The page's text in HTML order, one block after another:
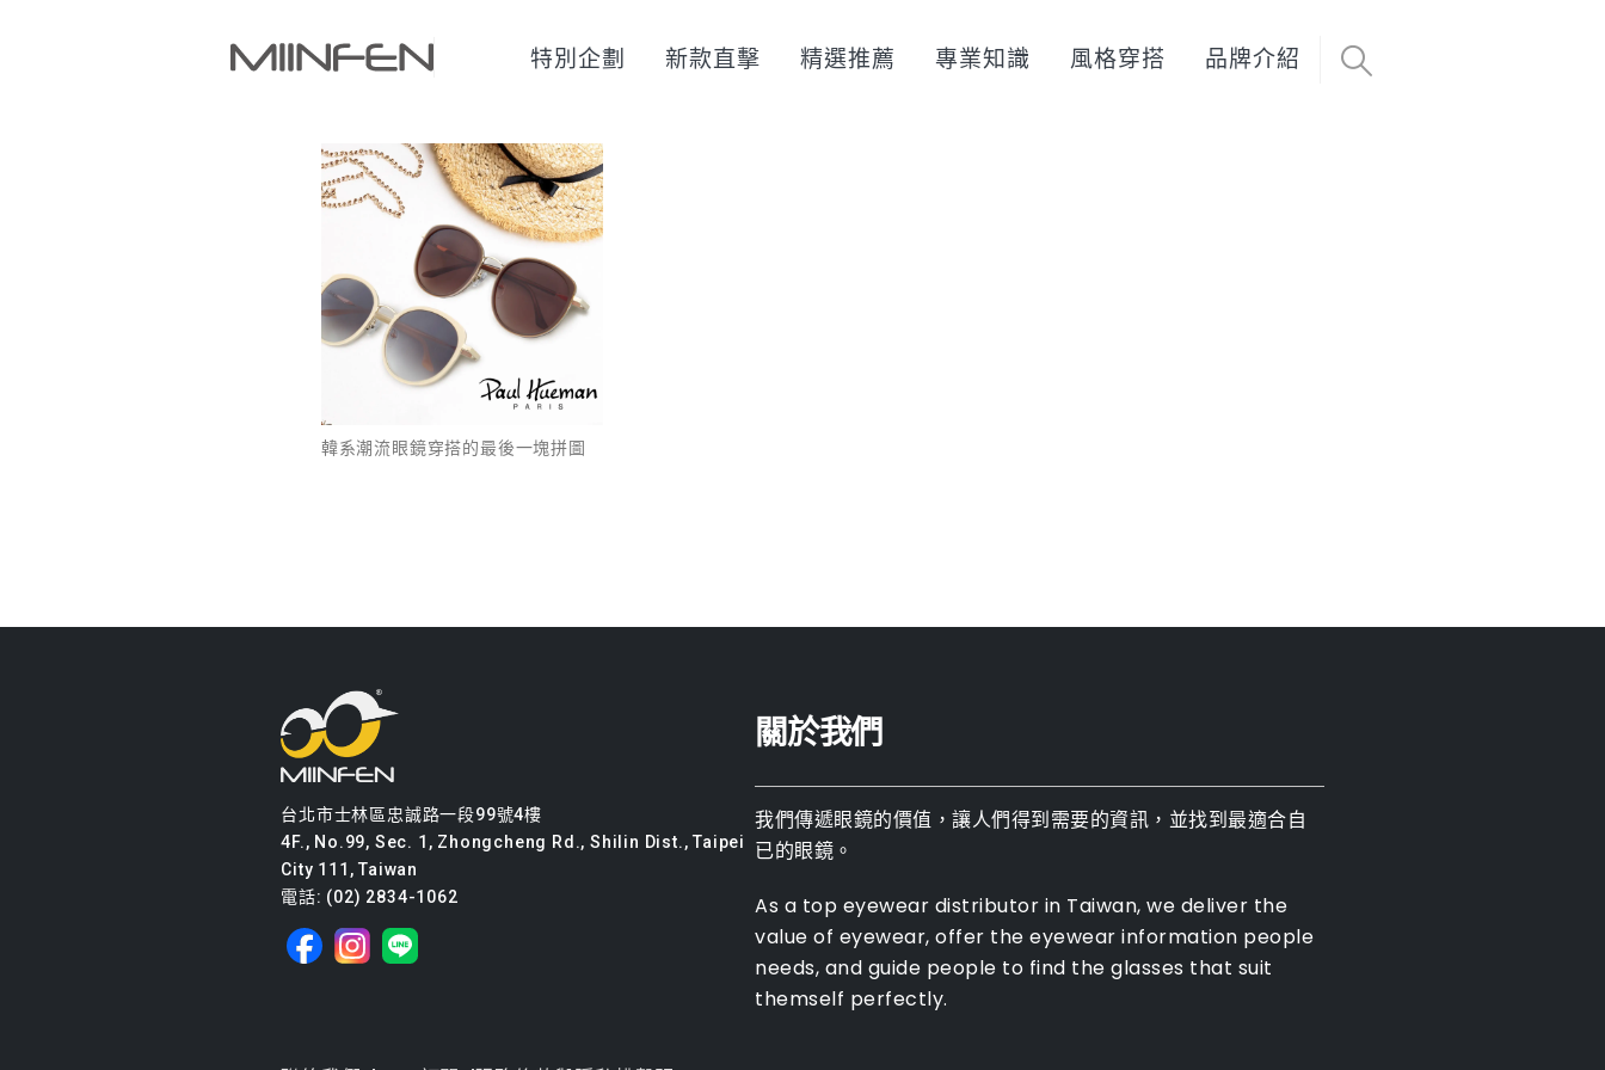
特別企劃 新款直擊 精選推薦 專業知識 風格穿搭 品牌介紹
韓系潮流眼鏡穿搭的最後一塊拼圖
台北市士林區忠誠路一段99號4樓
4F., No.99, Sec. 1, Zhongcheng Rd., Shilin Dist., Taipei
City 111, Taiwan
電話: (02) 2834-1062
關於我們
我們傳遞眼鏡的價值，讓人們得到需要的資訊，並找到最適合自
已的眼鏡。
As a top eyewear distributor in Taiwan, we deliver the
value of eyewear, offer the eyewear information people
needs, and guide people to find the glasses that suit
themself perfectly.